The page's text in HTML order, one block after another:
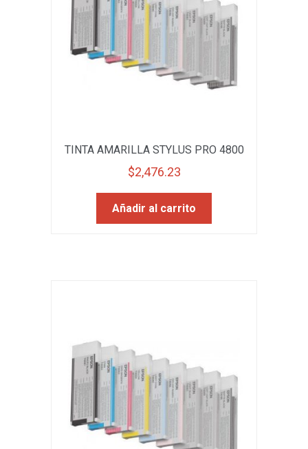
TINTA AMARILLA STYLUS PRO 4800
$2,476.23
Añadir al carrito